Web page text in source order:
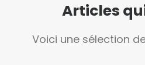
Articles
Voici une sélection